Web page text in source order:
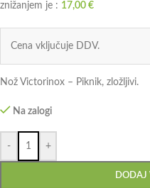
znižanjem je : 17,00 €
Cena vključuje DDV.
Nož Victorinox – Piknik, zložljivi.
Na zalogi
- +
DODAJ